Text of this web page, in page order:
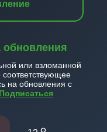
обновления
или взломанной
на обновления с
Подписаться